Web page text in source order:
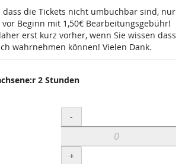
dass die Tickets nicht umbuchbar sind, nur
Beginn mit 1,50€ Bearbeitungsgebühr!
erst kurz vorher, wenn Sie wissen dass
wahrnehmen können! Vielen Dank.
2 Stunden
Menge
-
+